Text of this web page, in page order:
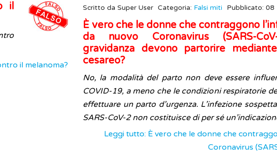
il
il melanoma?
Scritto da Super User Categoria: Falsi miti Pubblicato: 08
È vero che le donne che contraggono
da nuovo Coronavirus (SARS-
gravidanza devono partorire
cesareo?
No, la modalità del parto non deve essere
COVID-19, a meno che le condizioni respiratorie
effettuare un parto d’urgenza. L’infezione
SARS-CoV-2 non costituisce di per sé
Leggi tutto: È vero che le donne che
Coronavirus